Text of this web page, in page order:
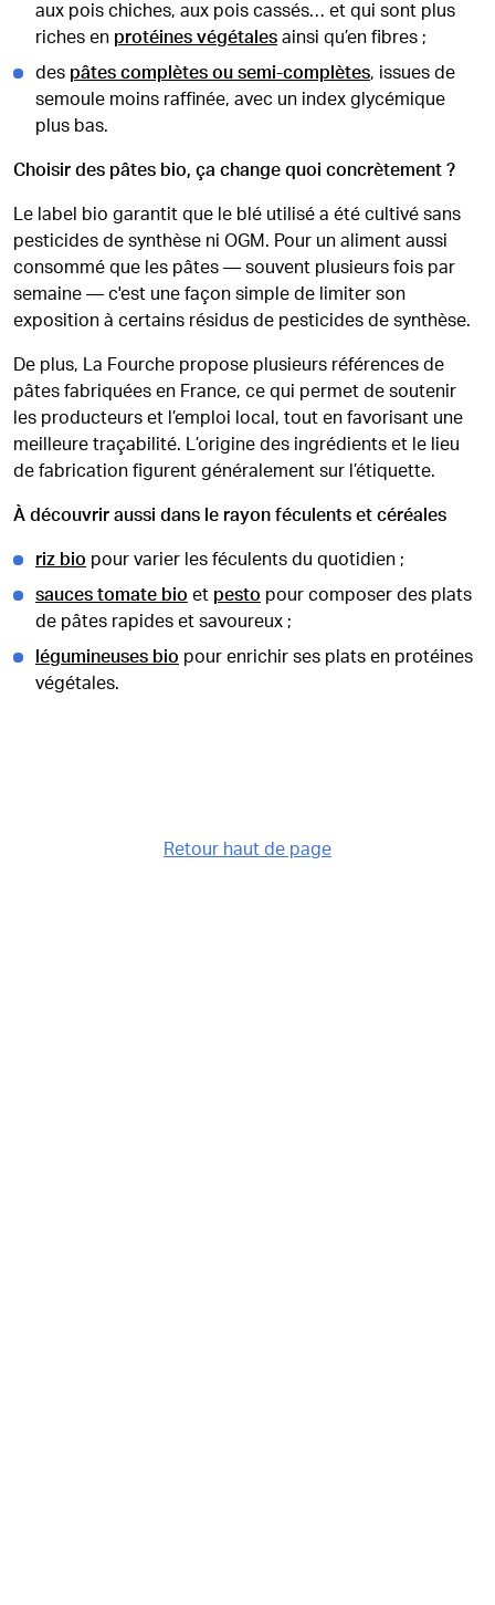
Retour haut de page
aux pois chiches, aux pois cassés… et qui sont plus
riches en protéines végétales ainsi qu’en fibres ;
des pâtes complètes ou semi-complètes, issues de
semoule moins raffinée, avec un index glycémique
plus bas.
Choisir des pâtes bio, ça change quoi concrètement ?
Le label bio garantit que le blé utilisé a été cultivé sans
pesticides de synthèse ni OGM. Pour un aliment aussi
consommé que les pâtes — souvent plusieurs fois par
semaine — c'est une façon simple de limiter son
exposition à certains résidus de pesticides de synthèse.
De plus, La Fourche propose plusieurs références de
pâtes fabriquées en France, ce qui permet de soutenir
les producteurs et l’emploi local, tout en favorisant une
meilleure traçabilité. L’origine des ingrédients et le lieu
de fabrication figurent généralement sur l’étiquette.
À découvrir aussi dans le rayon féculents et céréales
riz bio pour varier les féculents du quotidien ;
sauces tomate bio et pesto pour composer des plats
de pâtes rapides et savoureux ;
légumineuses bio pour enrichir ses plats en protéines
végétales.